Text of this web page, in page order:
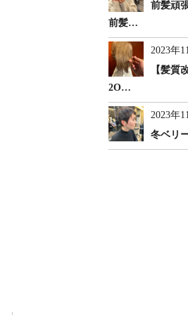
前髪頑
前髪…
2023年
【髪質
2O…
2023年
冬ベリ